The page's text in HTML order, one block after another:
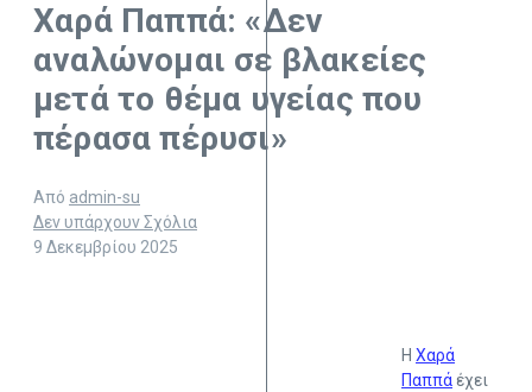
Χαρά Παππά: «Δεν
αναλώνομαι σε βλακείες
μετά το θέμα υγείας που
πέρασα πέρυσι»
Από admin-su
Δεν υπάρχουν Σχόλια
9 Δεκεμβρίου 2025
Η Χαρά
Παππάέχει